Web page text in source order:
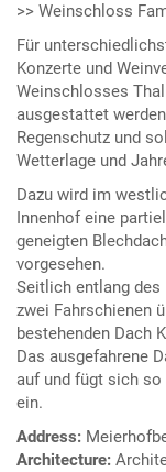
>> Weinschloss
Für
Konzerte und
Weinschlosses
ausgestattet
Regenschutz und
Wetterlage und
Dazu wird im
Innenhof eine
geneigten
vorgesehen.
Seitlich entlang des
zwei Fahrschienen
bestehenden Dach
Das ausgefahrene
auf und fügt sich
ein.
Address:
Architecture: